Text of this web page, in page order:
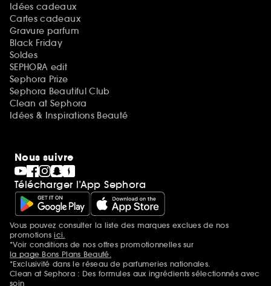
Idées cadeaux
Cartes cadeaux
Gravure parfum
Black Friday
Soldes
SEPHORA edit
Sephora Prize
Sephora Beautiful Club
Clean at Sephora
Idées & Inspirations Beauté
Nous suivre
Télécharger l’App Sephora
Mentions additionnelles
Vous pouvez consulter la liste des marques exclues de nos
promotionsici.
*Voir conditions de nos offres promotionnelles sur
la page Bons Plans Beauté.
*Exclusivité dans le réseau de parfumeries nationales.
Clean at Sephora : Des formules aux ingrédients sélectionnés avec
soin